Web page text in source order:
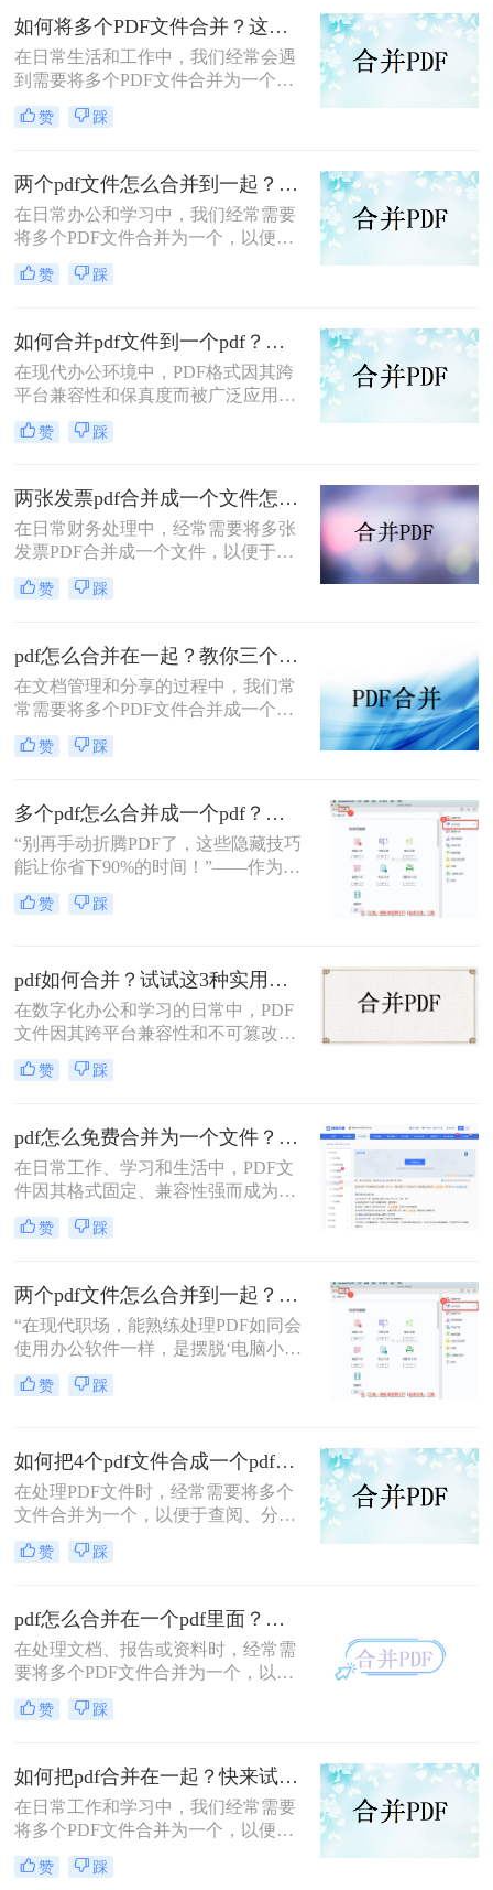
任务。
如何将多个PDF文件合并？这两个高效方法帮你解决！
在日常生活和工作中，我们经常会遇
到需要将多个PDF文件合并为一个的
情况，以便于查阅、分享或存档。那
么如何将多个PDF文件合并呢？本文
赞 踩
两个pdf文件怎么合并到一起？这三种合并方法超实用！
在日常办公和学习中，我们经常需要
将多个PDF文件合并为一个，以便于
阅读、分享或存档。那么两个pdf文件
怎么合并到一起呢？本文将介绍三种
赞 踩
如何合并pdf文件到一个pdf？分享三种不同的方法来帮助您轻松合并！
在现代办公环境中，PDF格式因其跨
平台兼容性和保真度而被广泛应用于
文档管理和分享。然而，当需要整合
多个PDF文件时，找到一种简单且有
何合并pdf文件到一个pdf呢？本文将
介绍三种不同的方法来帮助您轻松地
将多个PDF文件合并成一个PDF文
件。
赞 踩
两张发票pdf合并成一个文件怎么弄？掌握这3种方法轻松合并！
在日常财务处理中，经常需要将多张
发票PDF合并成一个文件，以便于归
档、分享或打印。那么两张发票pdf合
并成一个文件怎么弄呢？本文将介绍
的方法。
赞 踩
pdf怎么合并在一起？教你三个好用办法！
在文档管理和分享的过程中，我们常
常需要将多个PDF文件合并成一个单
一的文件，以简化发送、存储或打印
的过程。无论是为了创建综合报告、
握pdf怎么合并在一起是一项非常实用
的技能。本文将介绍三种不同的PDF
合并方法。
赞 踩
多个pdf怎么合并成一个pdf？小编亲测高效方法大公开！
“别再手动折腾PDF了，这些隐藏技巧
能让你省下90%的时间！”——作为从
事电脑办公软件测评多年的博主，小
编经常收到读者关于PDF合并的求
方法，帮你解决操作繁琐、安全隐忧
等核心困扰。那么多个pdf怎么合并成
一个pdf呢？本文基于真实测试和数
用技能。
赞 踩
pdf如何合并？试试这3种实用合并方法！
在数字化办公和学习的日常中，PDF
文件因其跨平台兼容性和不可篡改性
而广受欢迎。然而，当需要处理多个
PDF文件时，将它们合并成一个文件
并呢？本文将介绍三种合并PDF文件
的方法。
赞 踩
pdf怎么免费合并为一个文件？五种免费合并方法详解！
在日常工作、学习和生活中，PDF文
件因其格式固定、兼容性强而成为文
档交换的主流格式。然而，我们经常
遇到需要将多个PDF文件合并为一个
提交组合文档。虽然市面上有众多付
费软件提供PDF编辑功能，但免费方
案同样能高效完成任务。那么pdf怎么
免费合并为一个文件呢？本文将系统
介绍五种免费合并PDF文件的方法，
涵盖在线工具、桌面软件、命令行及
赞 踩
两个pdf文件怎么合并到一起？3分钟教会你5种专业方法，最后一招绝了！
“在现代职场，能熟练处理PDF如同会
使用办公软件一样，是摆脱‘电脑小
白’标签、提升个人效率的隐形核心竞
争力。”——小编“领导刚把项目合同
急的！”这样的场景，你是否熟悉？
赞 踩
如何把4个pdf文件合成一个pdf？这3种合成方法请务必学会！
在处理PDF文件时，经常需要将多个
文件合并为一个，以便于查阅、分享
或存储。那么如何把4个pdf文件合成
一个pdf呢？本文将介绍三种将4个
赞 踩
pdf怎么合并在一个pdf里面？这二种合并方法了解下！
在处理文档、报告或资料时，经常需
要将多个PDF文件合并为一个，以便
于查阅和管理。那么pdf怎么合并在一
个pdf里面呢？本文将介绍两种将多个
赞 踩
如何把pdf合并在一起？快来试试这3种合并方法！
在日常工作和学习中，我们经常需要
将多个PDF文件合并为一个，以便于
查阅和分享。那么如何把pdf合并在一
起呢？本文将介绍三种常用的PDF合
赞 踩